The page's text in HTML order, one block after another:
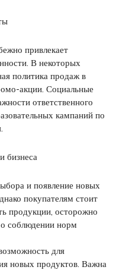
привлекает
В некоторых
политика продаж в
акции. Социальные
ответственного
кампаний по
бизнеса
и появление новых
покупателям стоит
продукции, осторожно
соблюдении норм
для
новых продуктов. Важна